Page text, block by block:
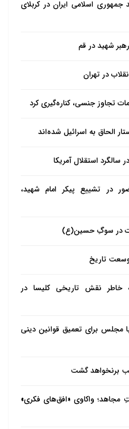
است. ضمن اینکه،
که تکنولوژی دین را از
بستگی دارد.
اسلامی ایران در کربلای
شهید در قم
در تهران
تجاوز جنسی، کناره‌گیری کرد
الحاق به اسرائیل شده‌اند
استقلال آمریکا
در تشییع پیکر امام شهید،
در سوگِ حسین(ع)
تاریخ
خاطر نقش تاریخی کلیسا در
مجلس برای تعمیق قوانین دینی
برنخواهد گشت
مجاهد؛ واکاوی «افق‌های فکری»